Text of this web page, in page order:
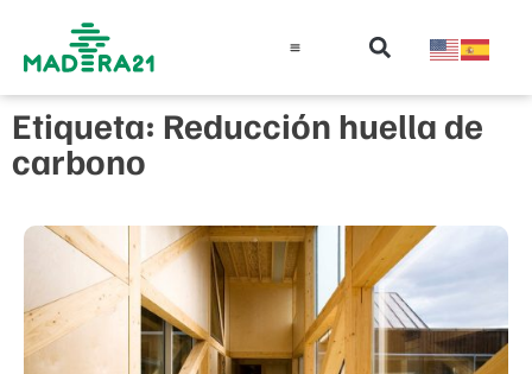
Etiqueta: Reducción huella de
carbono